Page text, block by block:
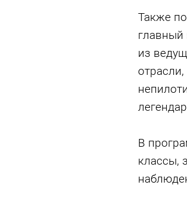
Также
главный
из
В
классы,